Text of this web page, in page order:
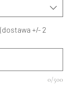
+/- 2
0/500